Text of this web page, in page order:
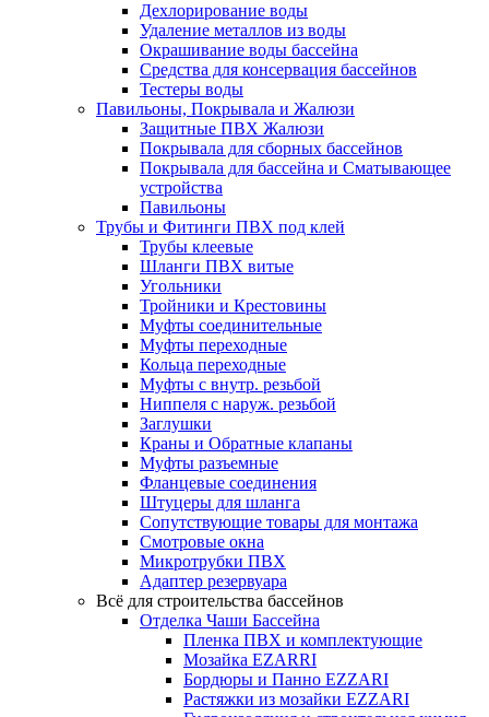
Дехлорирование воды
Удаление металлов из воды
Окрашивание воды бассейна
Средства для консервация бассейнов
Тестеры воды
Павильоны, Покрывала и Жалюзи
Защитные ПВХ Жалюзи
Покрывала для сборных бассейнов
Покрывала для бассейна и Сматывающее
устройства
Павильоны
Трубы и Фитинги ПВХ под клей
Трубы клеевые
Шланги ПВХ витые
Угольники
Тройники и Крестовины
Муфты соединительные
Муфты переходные
Кольца переходные
Муфты с внутр. резьбой
Ниппеля с наруж. резьбой
Заглушки
Краны и Обратные клапаны
Муфты разъемные
Фланцевые соединения
Штуцеры для шланга
Сопутствующие товары для монтажа
Смотровые окна
Микротрубки ПВХ
Адаптер резервуара
Всё для строительства бассейнов
Отделка Чаши Бассейна
Пленка ПВХ и комплектующие
Мозайка EZARRI
Бордюры и Панно EZZARI
Растяжки из мозайки EZZARI